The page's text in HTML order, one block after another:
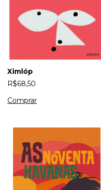
Ximlóp
R$68,50